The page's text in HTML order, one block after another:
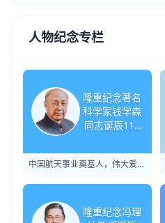
人物纪念专栏
隆重纪念著名
科学家钱学森
同志诞辰115
中国航天事业奠基人，伟大爱国
隆重纪念冯理